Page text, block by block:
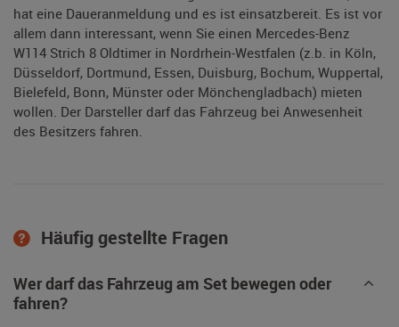
hat eine Daueranmeldung und es ist einsatzbereit. Es ist vor
allem dann interessant, wenn Sie einen Mercedes-Benz
W114 Strich 8 Oldtimer in Nordrhein-Westfalen (z.b. in Köln,
Düsseldorf, Dortmund, Essen, Duisburg, Bochum, Wuppertal,
Bielefeld, Bonn, Münster oder Mönchengladbach) mieten
wollen. Der Darsteller darf das Fahrzeug bei Anwesenheit
des Besitzers fahren.
Häufig gestellte Fragen
Wer darf das Fahrzeug am Set bewegen oder
fahren?